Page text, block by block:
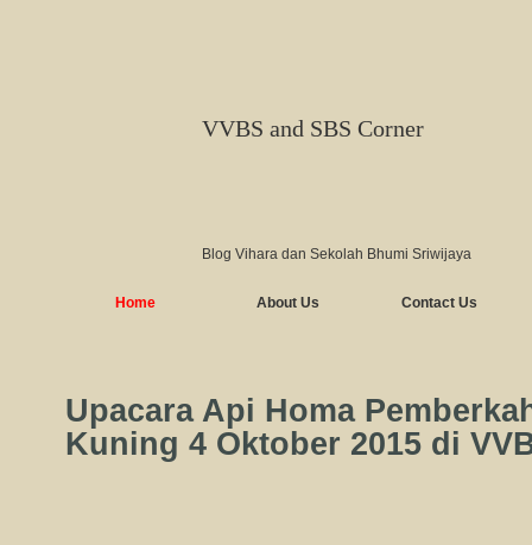
VVBS and SBS Corner
Blog Vihara dan Sekolah Bhumi Sriwijaya
Home About Us Contact Us
Upacara Api Homa
Kuning 4 Oktober 2015 di